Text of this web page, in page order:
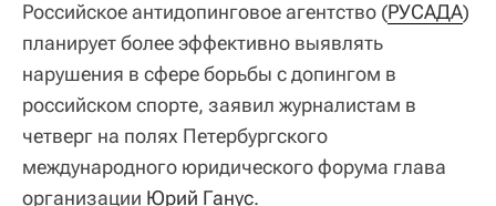
Российское антидопинговое агентство (РУСАДА)
планирует более эффективно выявлять
нарушения в сфере борьбы с допингом в
российском спорте, заявил журналистам в
четверг на полях Петербургского
международного юридического форума глава
организации Юрий Ганус.